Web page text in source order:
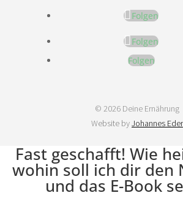
Folgen
Folgen
Folgen
© 2026 Deine Ernährung
Website byJohannes Eder
Fast geschafft! Wie
wohin soll ich dir den
und das E-Book